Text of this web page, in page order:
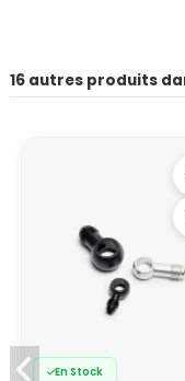
16 autres produits
En Stock